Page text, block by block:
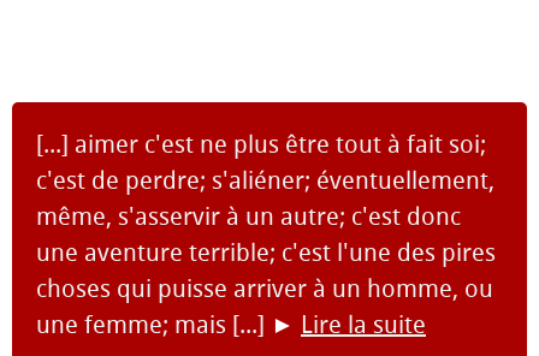
[...] aimer c'est ne plus être tout à fait soi;
c'est de perdre; s'aliéner; éventuellement,
même, s'asservir à un autre; c'est donc
une aventure terrible; c'est l'une des pires
choses qui puisse arriver à un homme, ou
une femme; mais [...] ► Lire la suite